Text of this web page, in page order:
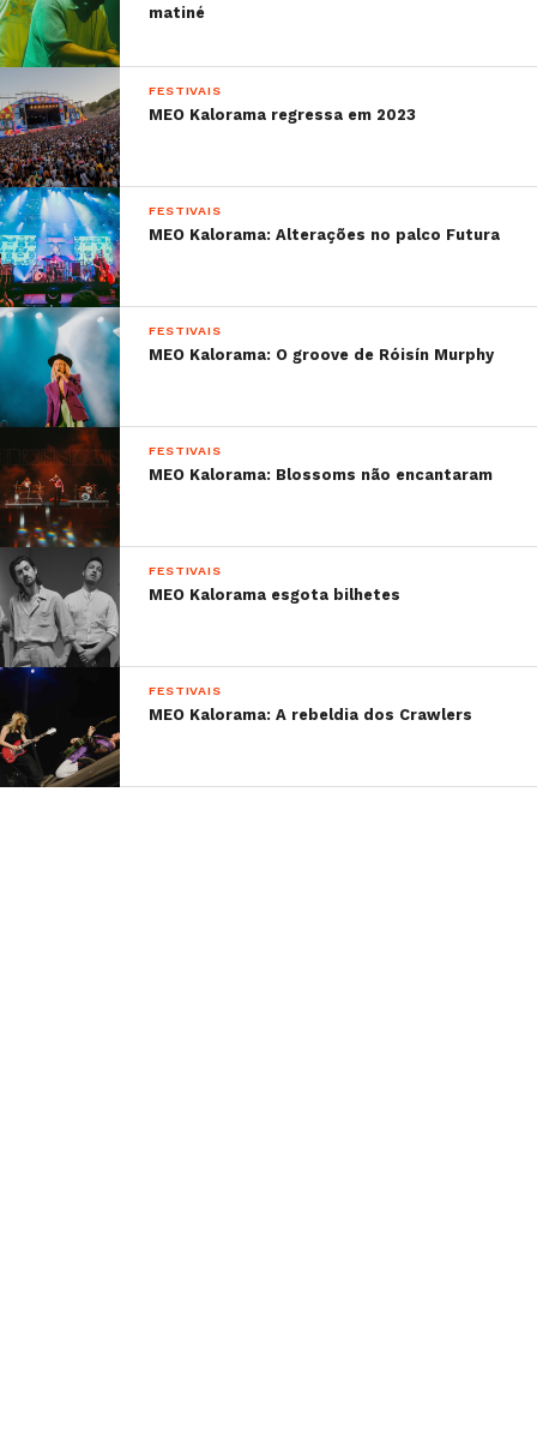
matiné
FESTIVAIS
MEO Kalorama regressa em 2023
FESTIVAIS
MEO Kalorama: Alterações no palco Futura
FESTIVAIS
MEO Kalorama: O groove de Róisín Murphy
FESTIVAIS
MEO Kalorama: Blossoms não encantaram
FESTIVAIS
MEO Kalorama esgota bilhetes
FESTIVAIS
MEO Kalorama: A rebeldia dos Crawlers